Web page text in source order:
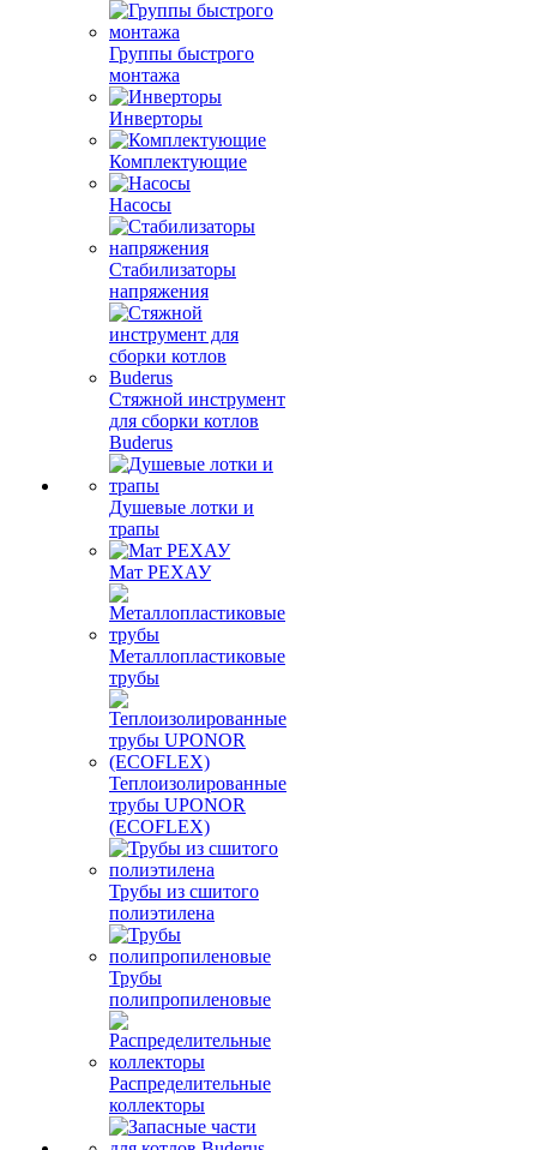
Группы быстрого
монтажа
Инверторы
Комплектующие
Насосы
Стабилизаторы
напряжения
Стяжной инструмент
для сборки котлов
Buderus
Душевые лотки и
трапы
Мат РЕХАУ
Металлопластиковые
трубы
Теплоизолированные
трубы UPONOR
(ECOFLEX)
Трубы из сшитого
полиэтилена
Трубы
полипропиленовые
Распределительные
коллекторы